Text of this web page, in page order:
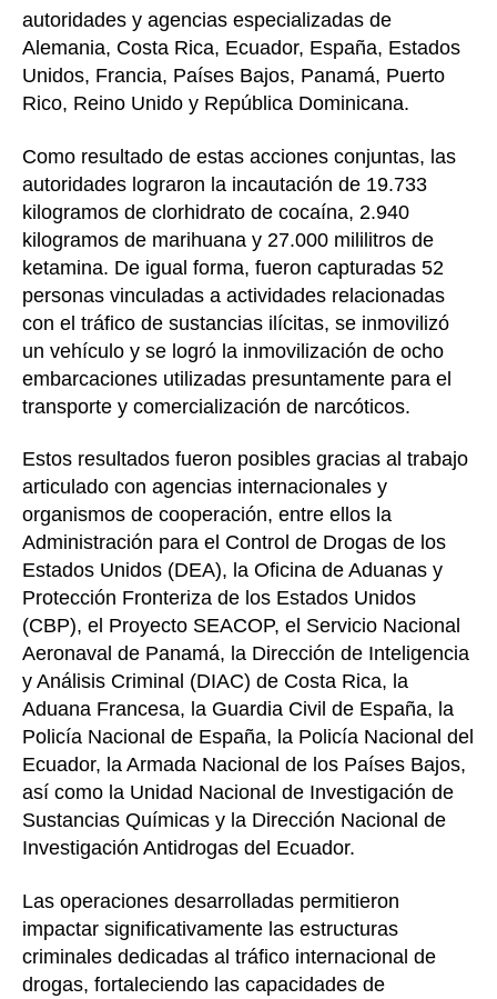
autoridades y agencias especializadas de
Alemania, Costa Rica, Ecuador, España, Estados
Unidos, Francia, Países Bajos, Panamá, Puerto
Rico, Reino Unido y República Dominicana.
Como resultado de estas acciones conjuntas, las
autoridades lograron la incautación de 19.733
kilogramos de clorhidrato de cocaína, 2.940
kilogramos de marihuana y 27.000 mililitros de
ketamina. De igual forma, fueron capturadas 52
personas vinculadas a actividades relacionadas
con el tráfico de sustancias ilícitas, se inmovilizó
un vehículo y se logró la inmovilización de ocho
embarcaciones utilizadas presuntamente para el
transporte y comercialización de narcóticos.
Estos resultados fueron posibles gracias al trabajo
articulado con agencias internacionales y
organismos de cooperación, entre ellos la
Administración para el Control de Drogas de los
Estados Unidos (DEA), la Oficina de Aduanas y
Protección Fronteriza de los Estados Unidos
(CBP), el Proyecto SEACOP, el Servicio Nacional
Aeronaval de Panamá, la Dirección de Inteligencia
y Análisis Criminal (DIAC) de Costa Rica, la
Aduana Francesa, la Guardia Civil de España, la
Policía Nacional de España, la Policía Nacional del
Ecuador, la Armada Nacional de los Países Bajos,
así como la Unidad Nacional de Investigación de
Sustancias Químicas y la Dirección Nacional de
Investigación Antidrogas del Ecuador.
Las operaciones desarrolladas permitieron
impactar significativamente las estructuras
criminales dedicadas al tráfico internacional de
drogas, fortaleciendo las capacidades de